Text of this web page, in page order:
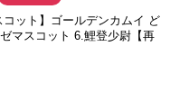
コット】ゴールデンカムイ ど
マスコット 6.鯉登少尉【再